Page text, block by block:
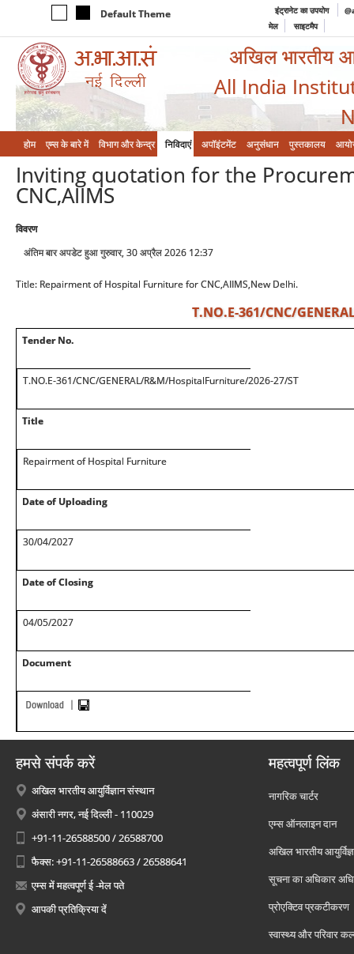
Default Theme इंट्रानेट का उपयोग
मेल
साइटमैप
अखिल भारतीय
All India
होम एम्‍स के बारे में विभाग और केन्‍द्र निविदाएं अपॉइंटमेंट अनुसंधान पुस्तकालय
Inviting quotation for the
CNC,AIIMS
विवरण
अंतिम बार अपडेट हुआ गुरुवार, 30 अप्रैल 2026 12:37
Title: Repairment of Hospital Furniture for CNC,AIIMS,New Delhi.
T.NO.E-361/CNC/
Tender No.
T.NO.E-361/CNC/GENERAL/R&M/HospitalFurniture/2026-27/ST
Title
Repairment of Hospital Furniture
Date of Uploading
30/04/2027
Date of Closing
04/05/2027
Document
हमसे संपर्क करें
अखिल भारतीय आयुर्विज्ञान संस्थान
अंसारी नगर, नई दिल्ली - 110029
+91-11-26588500 / 26588700
फैक्स: +91-11-26588663 / 26588641
एम्स में महत्वपूर्ण ई -मेल पते
आपकी प्रतिक्रिया दें
महत्वपूर्ण लिंक
नागरिक चार्टर
एम्स ऑनलाइन दान
अखिल भारतीय
सूचना का अधिकार
प्रोएक्टिव प्रकटीकरण
स्वास्थ्य और परिवार